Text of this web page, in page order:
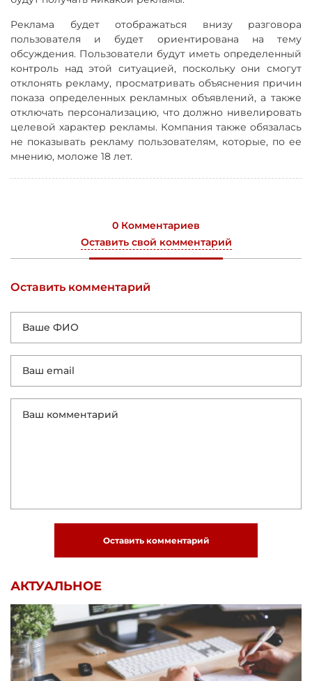
Реклама будет отображаться внизу разговора
пользователя и будет ориентирована на тему
обсуждения. Пользователи будут иметь определенный
контроль над этой ситуацией, поскольку они смогут
отклонять рекламу, просматривать объяснения причин
показа определенных рекламных объявлений, а также
отключать персонализацию, что должно нивелировать
целевой характер рекламы. Компания также обязалась
не показывать рекламу пользователям, которые, по ее
мнению, моложе 18 лет.
0 Комментариев
Оставить свой комментарий
Оставить комментарий
Оставить комментарий
АКТУАЛЬНОЕ